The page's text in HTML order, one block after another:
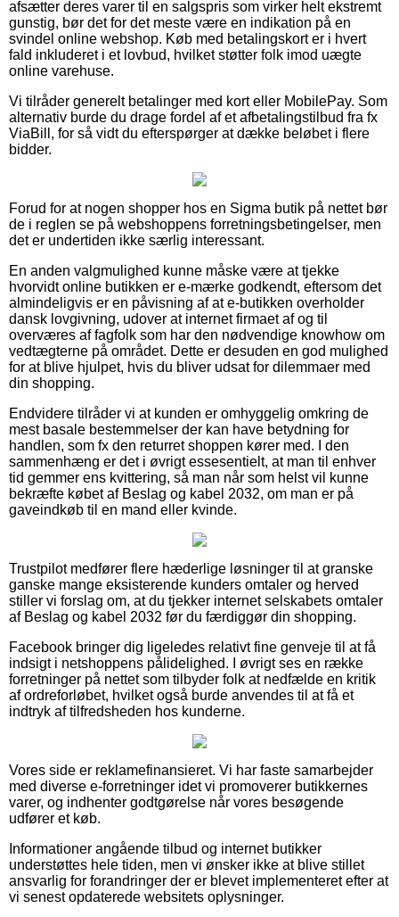
afsætter deres varer til en salgspris som virker helt ekstremt
gunstig, bør det for det meste være en indikation på en
svindel online webshop. Køb med betalingskort er i hvert
fald inkluderet i et lovbud, hvilket støtter folk imod uægte
online varehuse.
Vi tilråder generelt betalinger med kort eller MobilePay. Som
alternativ burde du drage fordel af et afbetalingstilbud fra fx
ViaBill, for så vidt du efterspørger at dække beløbet i flere
bidder.
Forud for at nogen shopper hos en Sigma butik på nettet bør
de i reglen se på webshoppens forretningsbetingelser, men
det er undertiden ikke særlig interessant.
En anden valgmulighed kunne måske være at tjekke
hvorvidt online butikken er e-mærke godkendt, eftersom det
almindeligvis er en påvisning af at e-butikken overholder
dansk lovgivning, udover at internet firmaet af og til
overværes af fagfolk som har den nødvendige knowhow om
vedtægterne på området. Dette er desuden en god mulighed
for at blive hjulpet, hvis du bliver udsat for dilemmaer med
din shopping.
Endvidere tilråder vi at kunden er omhyggelig omkring de
mest basale bestemmelser der kan have betydning for
handlen, som fx den returret shoppen kører med. I den
sammenhæng er det i øvrigt essesentielt, at man til enhver
tid gemmer ens kvittering, så man når som helst vil kunne
bekræfte købet af Beslag og kabel 2032, om man er på
gaveindkøb til en mand eller kvinde.
Trustpilot medfører flere hæderlige løsninger til at granske
ganske mange eksisterende kunders omtaler og herved
stiller vi forslag om, at du tjekker internet selskabets omtaler
af Beslag og kabel 2032 før du færdiggør din shopping.
Facebook bringer dig ligeledes relativt fine genveje til at få
indsigt i netshoppens pålidelighed. I øvrigt ses en række
forretninger på nettet som tilbyder folk at nedfælde en kritik
af ordreforløbet, hvilket også burde anvendes til at få et
indtryk af tilfredsheden hos kunderne.
Vores side er reklamefinansieret. Vi har faste samarbejder
med diverse e-forretninger idet vi promoverer butikkernes
varer, og indhenter godtgørelse når vores besøgende
udfører et køb.
Informationer angående tilbud og internet butikker
understøttes hele tiden, men vi ønsker ikke at blive stillet
ansvarlig for forandringer der er blevet implementeret efter at
vi senest opdaterede websitets oplysninger.